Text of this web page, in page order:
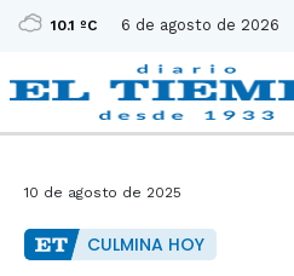
10.1 ºC 6 de agosto de 2026
10 de agosto de 2025
CULMINA HOY